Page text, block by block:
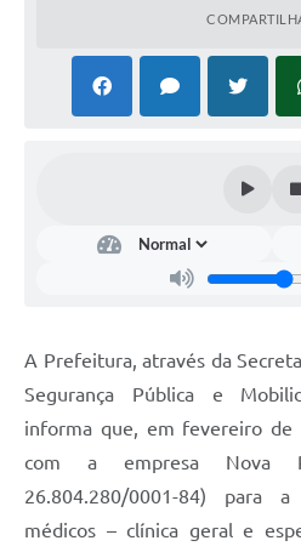
A Prefeitura, através da
Segurança Pública e
informa que, em fevereiro
com a empresa Nova
26.804.280/0001-84) para
médicos – clínica geral e